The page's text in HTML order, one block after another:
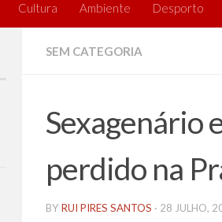
Cultura Ambiente Desporto
SEM CATEGORIA
Sexagenário
perdido na
BY RUI PIRES SANTOS · 28 JULHO,